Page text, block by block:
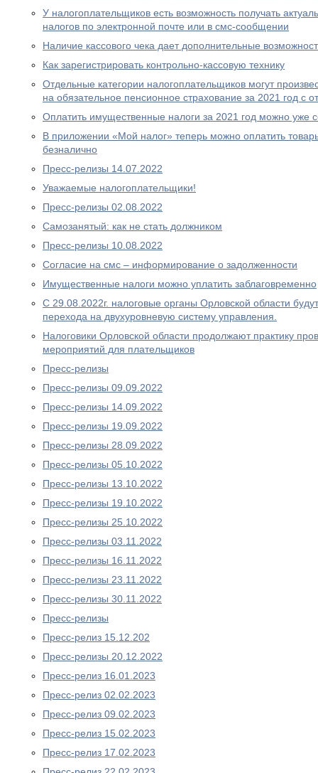
У налогоплательщиков есть возможность получать
налогов по электронной почте или в смс-сообщении
Наличие кассового чека дает дополнительные
Как зарегистрировать контрольно-кассовую технику
Отдельные категории налогоплательщиков могут
на обязательное пенсионное страхование за 2021 год с
Оплатить имущественные налоги за 2021 год можно уже
В приложении «Мой налог» теперь можно оплатить
безналично
Пресс-релизы 14.07.2022
Уважаемые налогоплательщики!
Пресс-релизы 02.08.2022
Самозанятый: как не стать должником
Пресс-релизы 10.08.2022
Согласие на смс – информирование о задолженности
Имущественные налоги можно уплатить заблаговременно
С 29.08.2022г. налоговые органы Орловской области
перехода на двухуровневую систему управления.
Налоговики Орловской области продолжают практику
мероприятий для плательщиков
Пресс-релизы
Пресс-релизы 09.09.2022
Пресс-релизы 14.09.2022
Пресс-релизы 19.09.2022
Пресс-релизы 28.09.2022
Пресс-релизы 05.10.2022
Пресс-релизы 13.10.2022
Пресс-релизы 19.10.2022
Пресс-релизы 25.10.2022
Пресс-релизы 03.11.2022
Пресс-релизы 16.11.2022
Пресс-релизы 23.11.2022
Пресс-релизы 30.11.2022
Пресс-релизы
Пресс-релиз 15.12.202
Пресс-релизы 20.12.2022
Пресс-релиз 16.01.2023
Пресс-релиз 02.02.2023
Пресс-релиз 09.02.2023
Пресс-релиз 15.02.2023
Пресс-релиз 17.02.2023